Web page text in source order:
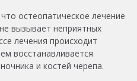
остеопатическое лечение
вызывает неприятных
лечения происходит
восстанавливается
и костей черепа.